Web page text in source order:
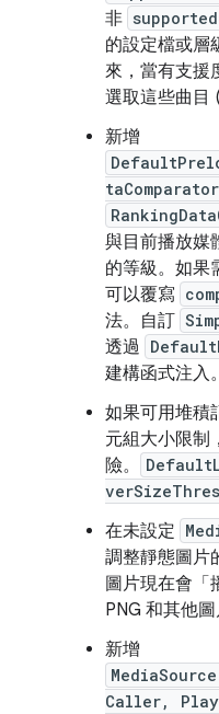
非
的設定檔或層
來，當有支援
選取這些曲目
新增
taComparator
與目前播放媒
的等級。如果
可以覆寫
法。自訂
透過
建構函式注入。
如果可用堆積
元組大小限制
險。
在未設定
調整靜態圖片
圖片現在會「
PNG 和其他圖
新增
Caller,